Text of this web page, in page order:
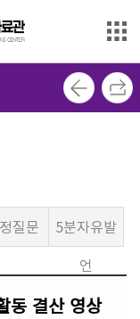
질문
5분자유발
언
동 결산 영상